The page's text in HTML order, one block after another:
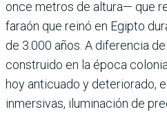
once metros de altura— que
faraón que reinó en Egipto
de 3.000 años. A diferencia
construido en la época
hoy anticuado y deteriorado,
inmersivas, iluminación de